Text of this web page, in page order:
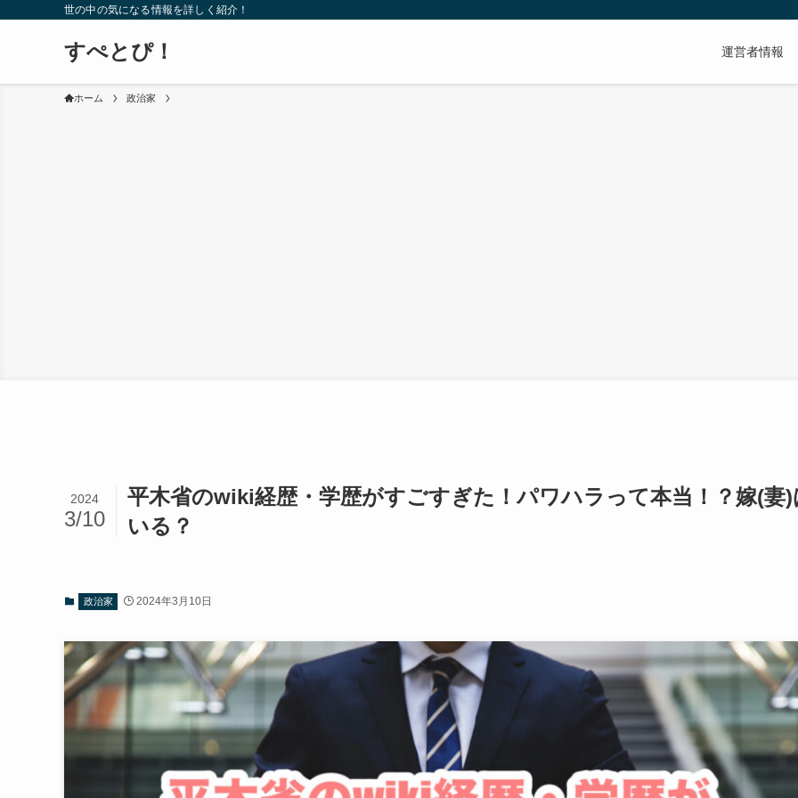
世の中の気になる情報を詳しく紹介！
すぺとぴ！ 運営者情報
ホーム 政治家
平木省のwiki経歴・学歴がすごすぎた！パワハラって本当！？嫁(妻)
いる？
2024
3/10
政治家 2024年3月10日